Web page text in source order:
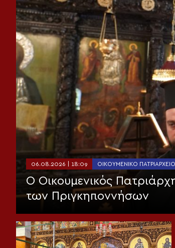
06.08.2026 | 18:09 ΟΙΚΟΥΜΕΝΙΚΌ ΠΑΤΡΙΑΡΧΕΊΟ
Ο Οικουμενικός
των Πριγκηποννήσων